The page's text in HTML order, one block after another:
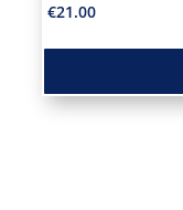
€21.00